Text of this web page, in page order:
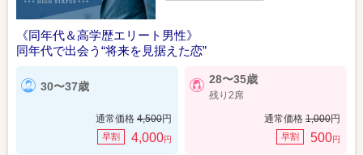
《同年代＆高学歴エリート男性》
同年代で出会う“将来を見据えた恋”
30〜37歳
通常価格 4,500円
早割 4,000円
28〜35歳
残り2席
通常価格 1,000円
早割 500円